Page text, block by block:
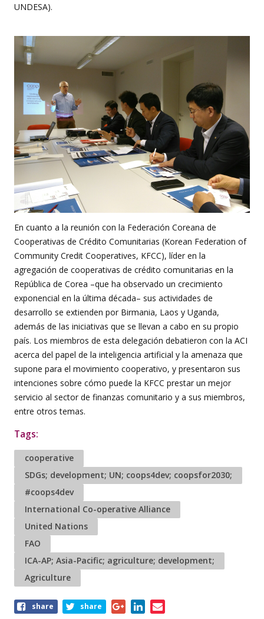
UNDESA).
En cuanto a la reunión con la Federación Coreana de
Cooperativas de Crédito Comunitarias (Korean Federation of
Community Credit Cooperatives, KFCC), líder en la
agregación de cooperativas de crédito comunitarias en la
República de Corea –que ha observado un crecimiento
exponencial en la última década– sus actividades de
desarrollo se extienden por Birmania, Laos y Uganda,
además de las iniciativas que se llevan a cabo en su propio
país. Los miembros de esta delegación debatieron con la ACI
acerca del papel de la inteligencia artificial y la amenaza que
supone para el movimiento cooperativo, y presentaron sus
intenciones sobre cómo puede la KFCC prestar un mejor
servicio al sector de finanzas comunitario y a sus miembros,
entre otros temas.
Tags:
cooperative
SDGs; development; UN; coops4dev; coopsfor2030;
#coops4dev
International Co-operative Alliance
United Nations
FAO
ICA-AP; Asia-Pacific; agriculture; development;
Agriculture
Shareshare share